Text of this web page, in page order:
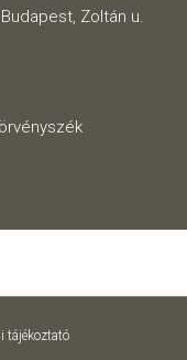
Zoltán u.
tájékoztató